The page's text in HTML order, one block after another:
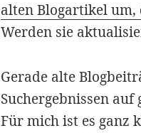
alten Blogartikel
Werden sie
Gerade alte
Suchergebnissen
Für mich ist es ganz